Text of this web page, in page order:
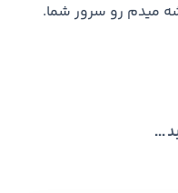
میدم رو سرور شما.
...